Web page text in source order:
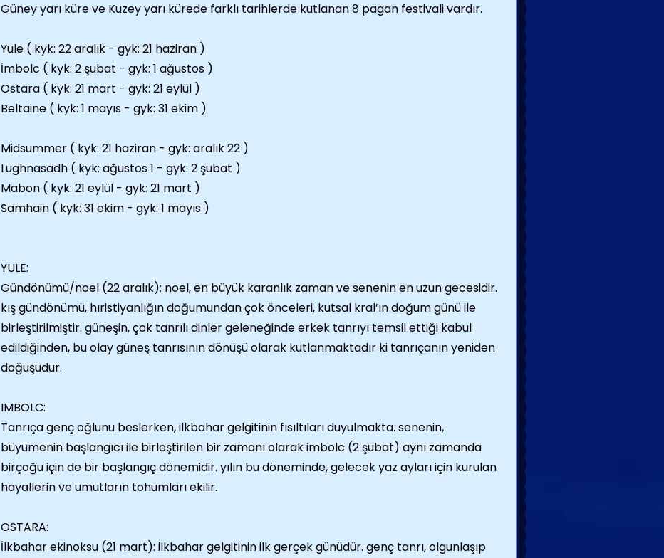
Güney yarı küre ve Kuzey yarı kürede farklı tarihlerde kutlanan 8 pagan festivali vardır.
Yule ( kyk: 22 aralık - gyk: 21 haziran )
İmbolc ( kyk: 2 şubat - gyk: 1 ağustos )
Ostara ( kyk: 21 mart - gyk: 21 eylül )
Beltaine ( kyk: 1 mayıs - gyk: 31 ekim )
Midsummer ( kyk: 21 haziran - gyk: aralık 22 )
Lughnasadh ( kyk: ağustos 1 - gyk: 2 şubat )
Mabon ( kyk: 21 eylül - gyk: 21 mart )
Samhain ( kyk: 31 ekim - gyk: 1 mayıs )
YULE:
Gündönümü/noel (22 aralık): noel, en büyük karanlık zaman ve senenin en uzun gecesidir.
kış gündönümü, hıristiyanlığın doğumundan çok önceleri, kutsal kral’ın doğum günü ile
birleştirilmiştir. güneşin, çok tanrılı dinler geleneğinde erkek tanrıyı temsil ettiği kabul
edildiğinden, bu olay güneş tanrısının dönüşü olarak kutlanmaktadır ki tanrıçanın yeniden
doğuşudur.
IMBOLC:
Tanrıça genç oğlunu beslerken, ilkbahar gelgitinin fısıltıları duyulmakta. senenin,
büyümenin başlangıcı ile birleştirilen bir zamanı olarak imbolc (2 şubat) aynı zamanda
birçoğu için de bir başlangıç dönemidir. yılın bu döneminde, gelecek yaz ayları için kurulan
hayallerin ve umutların tohumları ekilir.
OSTARA:
İlkbahar ekinoksu (21 mart): ilkbahar gelgitinin ilk gerçek günüdür. genç tanrı, olgunlaşıp